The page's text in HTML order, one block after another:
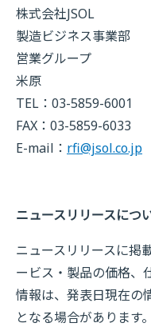
株式会社JSOL
製造ビジネス事業部
営業グループ
米原
TEL：03-5859-6001
FAX：03-5859-6033
E-mail： rfi@jsol.co.jp
ニュースリリースにつ
ニュースリリースに掲
ービス・製品の価格、
情報は、発表日現在の
となる場合があります